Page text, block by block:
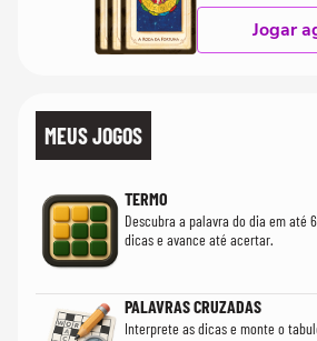
Jogar
MEUS JOGOS
TERMO
Descubra a palavra do dia em até
dicas e avance até acertar.
PALAVRAS CRUZADAS
Interprete as dicas e monte o